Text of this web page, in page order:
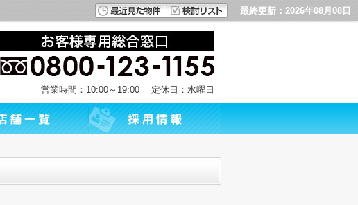
最終更新：2026年08月08日
営業時間：10:00～19:00 定休日：水曜日